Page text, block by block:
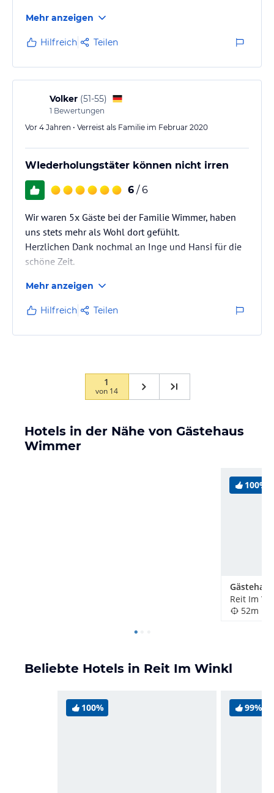
Mehr anzeigen
Hilfreich Teilen
Volker (51-55)
1 Bewertungen
Vor 4 Jahren • Verreist als Familie im Februar 2020
WIederholungstäter können nicht irren
6 / 6
Wir waren 5x Gäste bei der Familie Wimmer, haben
uns stets mehr als Wohl dort gefühlt.
Herzlichen Dank nochmal an Inge und Hansi für die
schöne Zeit.
Gruss
Romy und Volker mit Familie
Mehr anzeigen
Hilfreich Teilen
1
von 14
Hotels in der Nähe von Gästehaus
Wimmer
100%
Reit Im
52m
Beliebte Hotels in Reit Im Winkl
100% 99%